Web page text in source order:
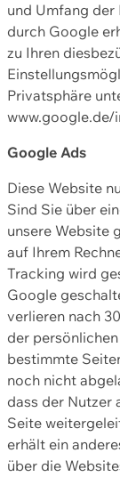
und Umfang der
durch Google
zu Ihren
Privatsphäre
Google Ads
Diese Website
Sind Sie über
unsere Website
auf Ihrem
Tracking wird
Google
verlieren nach
der
bestimmte
noch nicht
dass der Nutzer
Seite
erhält ein
über die